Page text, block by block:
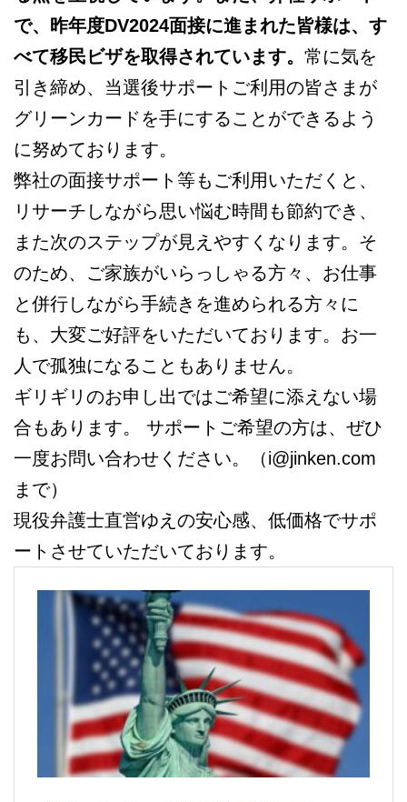
で、昨年度DV2024面接に進まれた皆様は、す
べて移民ビザを取得されています。 常に気を
引き締め、当選後サポートご利用の皆さまが
グリーンカードを手にすることができるよう
に努めております。
弊社の面接サポート等もご利用いただくと、
リサーチしながら思い悩む時間も節約でき、
また次のステップが見えやすくなります。そ
のため、ご家族がいらっしゃる方々、お仕事
と併行しながら手続きを進められる方々に
も、大変ご好評をいただいております。お一
人で孤独になることもありません。
ギリギリのお申し出ではご希望に添えない場
合もあります。 サポートご希望の方は、ぜひ
一度お問い合わせください。（i@jinken.com
まで）
現役弁護士直営ゆえの安心感、低価格でサポ
ートさせていただいております。